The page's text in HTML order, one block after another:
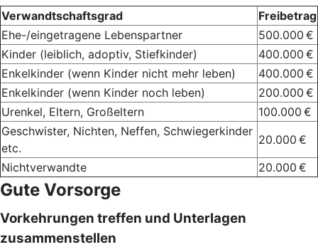
Verwandtschaftsgrad
Freibetrag
Ehe-/eingetragene Lebenspartner
500.000 €
Kinder (leiblich, adoptiv, Stiefkinder)
400.000 €
Enkelkinder (wenn Kinder nicht mehr leben)
400.000 €
Enkelkinder (wenn Kinder noch leben)
200.000 €
Urenkel, Eltern, Großeltern
100.000 €
Geschwister, Nichten, Neffen, Schwiegerkinder
etc.
20.000 €
Nichtverwandte
20.000 €
Gute Vorsorge
Vorkehrungen treffen und Unterlagen
zusammenstellen